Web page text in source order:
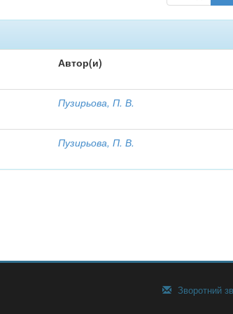
Автор(и)
Пузирьова, П. В.
Пузирьова, П. В.
Зворотний